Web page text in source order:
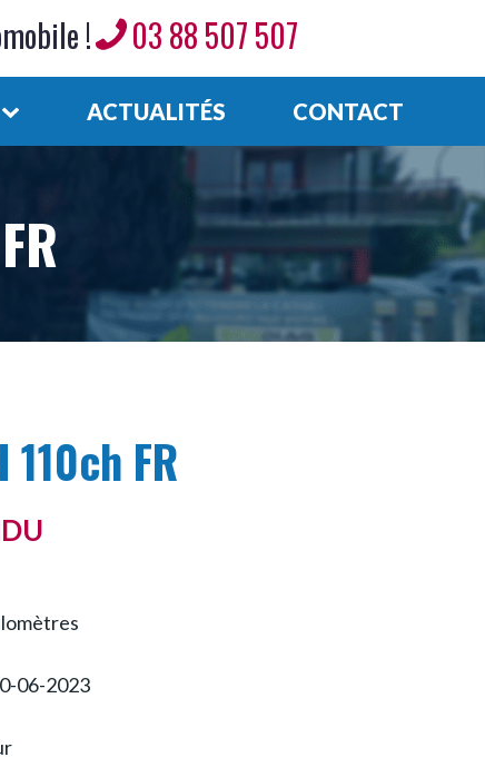
! 03 88 507 507
ACTUALITÉS CONTACT
110ch FR
06-2023